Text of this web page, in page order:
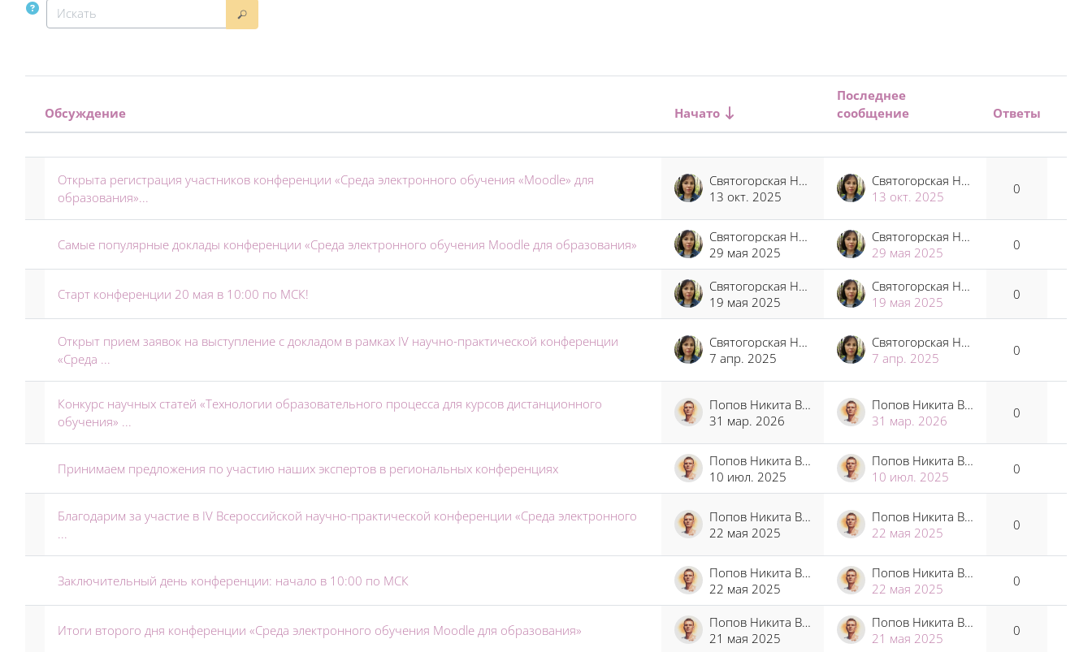
Искать
Искать
Статус
Обсуждение Начато
Последнее
сообщение
Ответы
Открыта регистрация участников конференции «Среда электронного обучения «Moodle» для
образования»...
Святогорская Наталья Владимировна
13 окт. 2025
Святогорская Наталья Владимировна
13 окт. 2025
0
Самые популярные доклады конференции «Среда электронного обучения Moodle для образования»
Святогорская Наталья Владимировна
29 мая 2025
Святогорская Наталья Владимировна
29 мая 2025
0
Старт конференции 20 мая в 10:00 по МСК!
Святогорская Наталья Владимировна
19 мая 2025
Святогорская Наталья Владимировна
19 мая 2025
0
Открыт прием заявок на выступление с докладом в рамках IV научно-практической конференции
«Среда ...
Святогорская Наталья Владимировна
7 апр. 2025
Святогорская Наталья Владимировна
7 апр. 2025
0
Конкурс научных статей «Технологии образовательного процесса для курсов дистанционного
обучения» ...
Попов Никита Владимирович
31 мар. 2026
Попов Никита Владимирович
31 мар. 2026
0
Принимаем предложения по участию наших экспертов в региональных конференциях
Попов Никита Владимирович
10 июл. 2025
Попов Никита Владимирович
10 июл. 2025
0
Благодарим за участие в IV Всероссийской научно-практической конференции «Среда электронного
...
Попов Никита Владимирович
22 мая 2025
Попов Никита Владимирович
22 мая 2025
0
Заключительный день конференции: начало в 10:00 по МСК
Попов Никита Владимирович
22 мая 2025
Попов Никита Владимирович
22 мая 2025
0
Итоги второго дня конференции «Среда электронного обучения Moodle для образования»
Попов Никита Владимирович
21 мая 2025
Попов Никита Владимирович
21 мая 2025
0